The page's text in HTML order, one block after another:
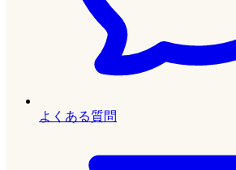
よくある質問